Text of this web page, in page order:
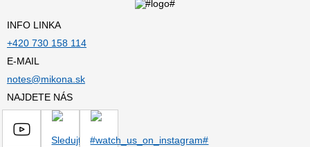
INFO LINKA
+420 730 158 114
E-MAIL
notes@mikona.sk
NAJDETE NÁS